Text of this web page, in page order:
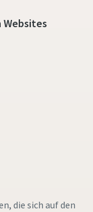
die sich auf den